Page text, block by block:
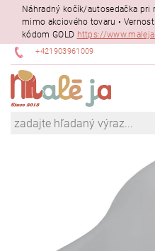
Náhradný kočík/autosedačka pri
mimo akciového tovaru •
kódom GOLD https://
+421903961009